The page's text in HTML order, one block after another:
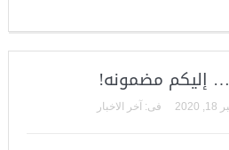
إليكم مضمونه!
فى: آخر الاخبار